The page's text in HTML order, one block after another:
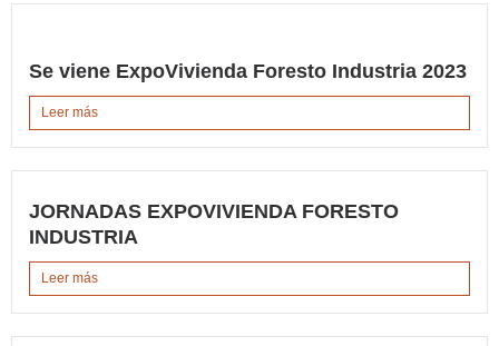
Se viene ExpoVivienda Foresto Industria 2023
Leer más
JORNADAS EXPOVIVIENDA FORESTO
INDUSTRIA
Leer más